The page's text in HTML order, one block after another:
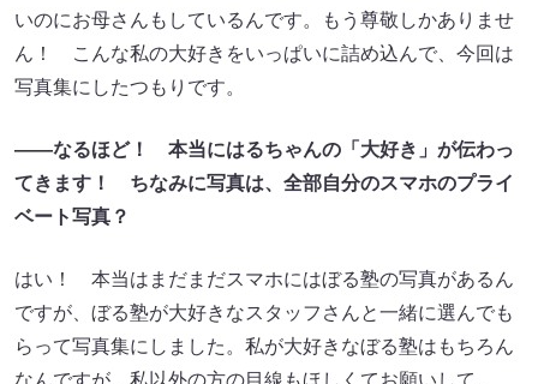
いのにお母さんもしているんです。もう尊敬しかありませ
ん！ こんな私の大好きをいっぱいに詰め込んで、今回は
写真集にしたつもりです。
――なるほど！
本当にはるちゃんの「大好き」が伝わっ
てきます！
ちなみに写真は、 全部自分のスマホのプライ
ベート写真？
はい！ 本当はまだまだスマホにはぼる塾の写真があるん
ですが、ぼる塾が大好きなスタッフさんと一緒に選んでも
らって写真集にしました。私が大好きなぼる塾はもちろん
なんですが、私以外の方の目線もほしくてお願いして、